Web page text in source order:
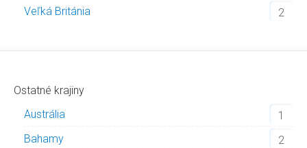
Veľká Británia
2
Ostatné krajiny
Austrália
1
Bahamy
2